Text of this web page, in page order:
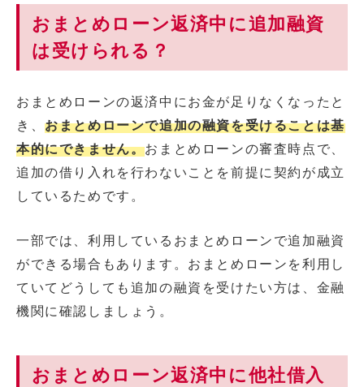
おまとめローン返済中に追加融資
は受けられる？
おまとめローンの返済中にお金が足りなくなったと
き、おまとめローンで追加の融資を受けることは基
本的にできません。おまとめローンの審査時点で、
追加の借り入れを行わないことを前提に契約が成立
しているためです。
一部では、利用しているおまとめローンで追加融資
ができる場合もあります。おまとめローンを利用し
ていてどうしても追加の融資を受けたい方は、金融
機関に確認しましょう。
おまとめローン返済中に他社借入